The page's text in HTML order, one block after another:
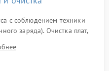
с соблюдением техники
заряда). Очистка плат,
перегрева и замыканий.